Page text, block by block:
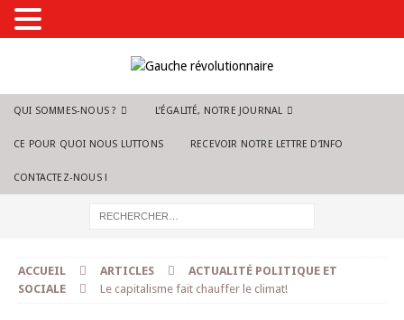
QUI SOMMES-NOUS ? L’ÉGALITÉ, NOTRE JOURNAL
CE POUR QUOI NOUS LUTTONS RECEVOIR NOTRE LETTRE D’INFO
CONTACTEZ-NOUS !
ACCUEIL ARTICLES
ACTUALITÉ POLITIQUE ET
SOCIALE
Le capitalisme fait chauffer le climat!